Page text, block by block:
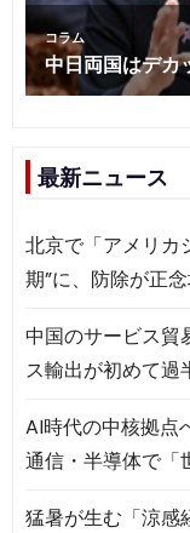
最新ニュース
北京で「アメリ
期”に、防除が正
中国のサービス
ス輸出が初めて過
AI時代の中核拠
通信・半導体で「
猛暑が生む「涼